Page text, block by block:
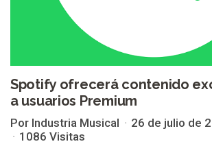
Spotify ofrecerá contenido
a usuarios Premium
Por Industria Musical
26 de julio de
1086 Visitas